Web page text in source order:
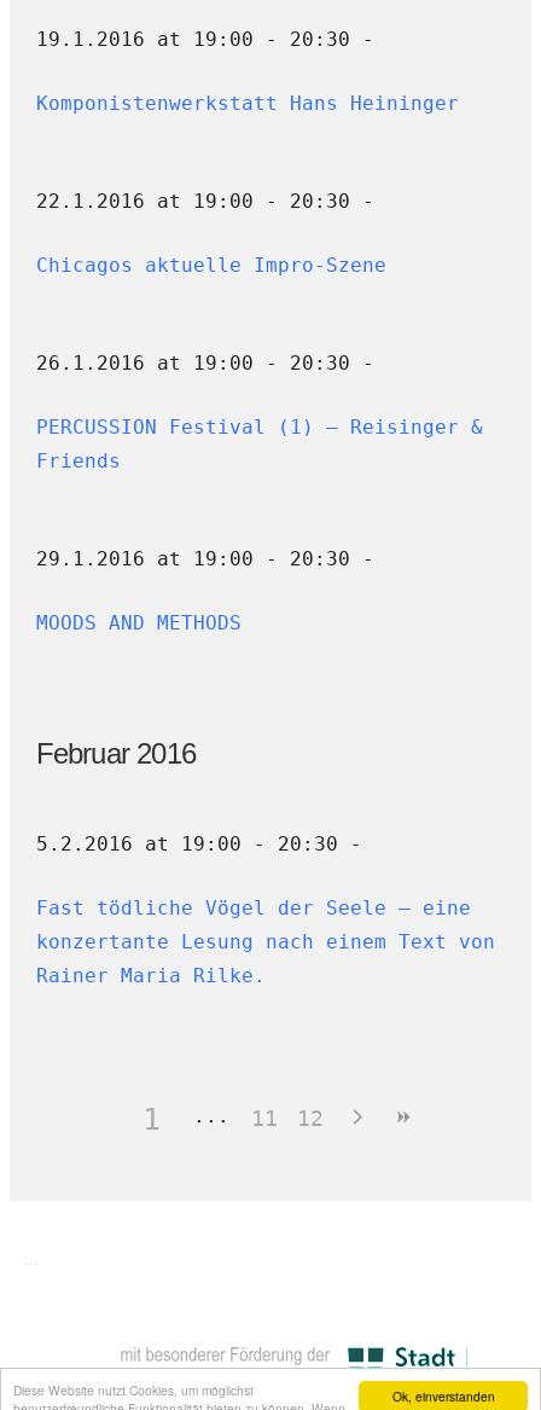
Ok, einverstanden
Diese Website nutzt Cookies, um möglichst
19.1.2016 at 19:00 - 20:30 -
Komponistenwerkstatt Hans Heininger
22.1.2016 at 19:00 - 20:30 -
Chicagos aktuelle Impro-Szene
26.1.2016 at 19:00 - 20:30 -
PERCUSSION Festival (1) — Reisinger &
Friends
29.1.2016 at 19:00 - 20:30 -
MOODS AND METHODS
Februar 2016
5.2.2016 at 19:00 - 20:30 -
Fast tödliche Vögel der Seele — eine
konzertante Lesung nach einem Text von
Rainer Maria Rilke.
1 11 12